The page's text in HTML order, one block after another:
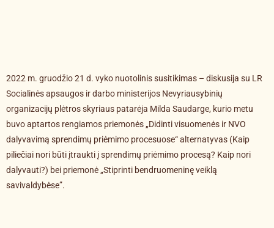
2022 m. gruodžio 21 d. vyko nuotolinis susitikimas – diskusija su LR
Socialinės apsaugos ir darbo ministerijos Nevyriausybinių
organizacijų plėtros skyriaus patarėja Milda Saudarge, kurio metu
buvo aptartos rengiamos priemonės „Didinti visuomenės ir NVO
dalyvavimą sprendimų priėmimo procesuose“ alternatyvas (Kaip
piliečiai nori būti įtraukti į sprendimų priėmimo procesą? Kaip nori
dalyvauti?) bei priemonė „Stiprinti bendruomeninę veiklą
savivaldybėse”.